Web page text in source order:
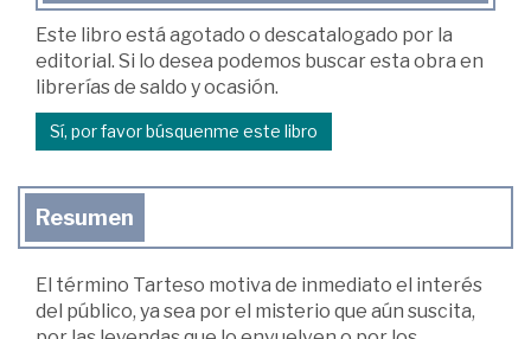
Este libro está agotado o descatalogado por la
editorial. Si lo desea podemos buscar esta obra en
librerías de saldo y ocasión.
Sí, por favor búsquenme este libro
Resumen
El término Tarteso motiva de inmediato el interés
del público, ya sea por el misterio que aún suscita,